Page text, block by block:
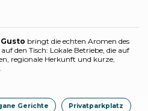
bringt die echten Aromen des
den Tisch: Lokale Betriebe, die auf
regionale Herkunft und kurze,
Gerichte Privatparkplatz